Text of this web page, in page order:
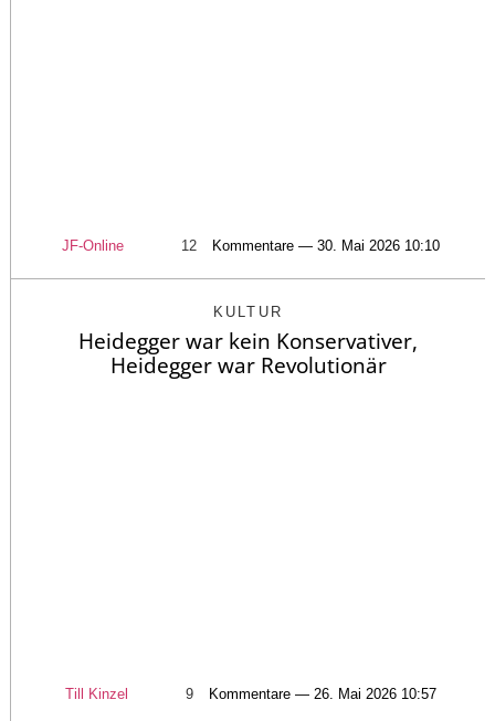
JF-Online 12 Kommentare — 30. Mai 2026 10:10
KULTUR
Heidegger war kein Konservativer,
Heidegger war Revolutionär
Till Kinzel 9 Kommentare — 26. Mai 2026 10:57